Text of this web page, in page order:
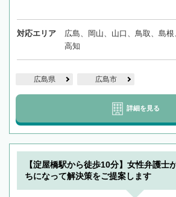
対応エリア
広島、岡山、山口、鳥取、島根
高知
広島県 広島市
詳細を見る
【淀屋橋駅から徒歩10分】女性弁護士
ちになって解決策をご提案します